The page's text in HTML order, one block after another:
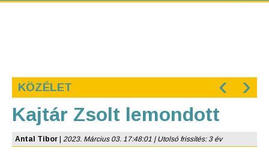
KÖZÉLET ‹ ›
Kajtár Zsolt lemondott
Antal Tibor 2023. Március 03. 17:48:01 | Utolsó frissítés: 3 év